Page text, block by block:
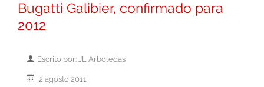
Bugatti Galibier, confirmado para
2012
Escrito por: JL Arboledas
2 agosto 2011